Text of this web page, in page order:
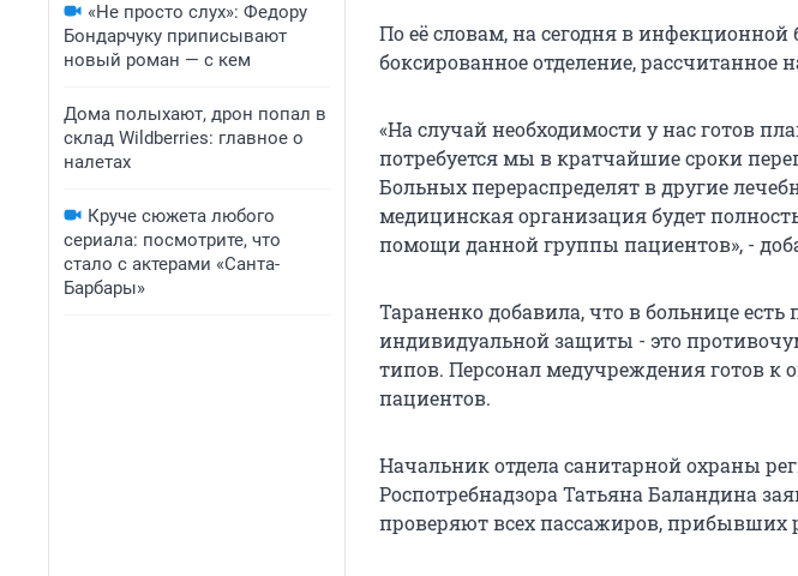
«Не просто слух»: Федору
Бондарчуку приписывают
новый роман — с кем
Дома полыхают, дрон попал в
склад Wildberries: главное о
налетах
Круче сюжета любого
сериала: посмотрите, что
стало с актерами «Санта-
Барбары»
По её словам, на сегодня в инфекционной
боксированное отделение,
«На случай необходимости у нас готов
потребуется мы в кратчайшие сроки
Больных перераспределят в другие
медицинская организация будет
помощи данной группы пациентов», -
Тараненко добавила, что в больнице
индивидуальной защиты - это
типов. Персонал медучреждения готов
пациентов.
Начальник отдела санитарной охраны
Роспотребнадзора Татьяна Баландина
проверяют всех пассажиров, прибывших